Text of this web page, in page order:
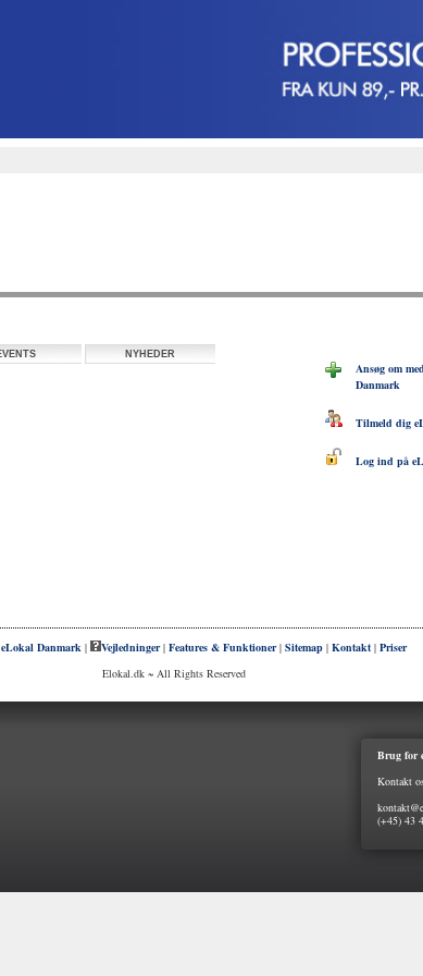
NYHEDER
Ansøg om
Danmark
Tilmeld dig
Log ind på
Danmark | Vejledninger| Features & Funktioner| Sitemap | Kontakt | Priser
Elokal.dk ~ All Rights Reserved
Brug for
Kontakt
(+45) 43